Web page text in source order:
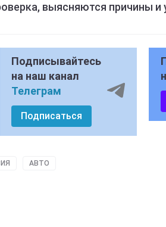
выясняются причины и
Подписывайтесь
на наш канал
Телеграм
Подписаться
АВТО